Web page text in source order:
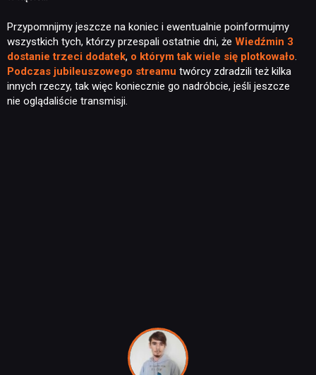
Przypomnijmy jeszcze na koniec i ewentualnie poinformujmy
wszystkich tych, którzy przespali ostatnie dni, że Wiedźmin 3
dostanie trzeci dodatek, o którym tak wiele się plotkowało.
Podczas jubileuszowego streamu twórcy zdradzili też kilka
innych rzeczy, tak więc koniecznie go nadróbcie, jeśli jeszcze
nie oglądaliście transmisji.